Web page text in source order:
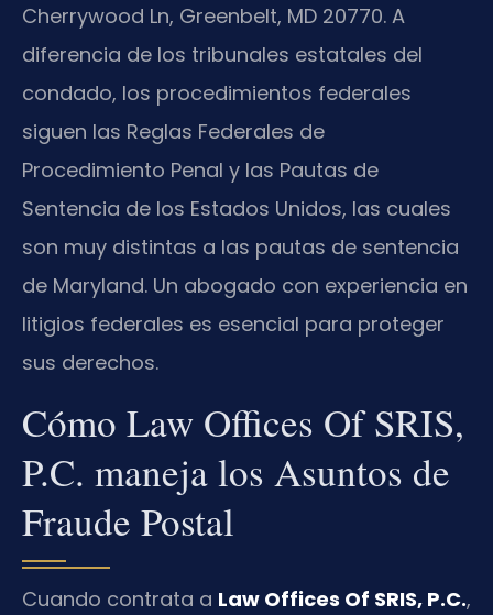
Cherrywood Ln, Greenbelt, MD 20770. A
diferencia de los tribunales estatales del
condado, los procedimientos federales
siguen las Reglas Federales de
Procedimiento Penal y las Pautas de
Sentencia de los Estados Unidos, las cuales
son muy distintas a las pautas de sentencia
de Maryland. Un abogado con experiencia en
litigios federales es esencial para proteger
sus derechos.
Cómo Law Offices Of SRIS,
P.C. maneja los Asuntos de
Fraude Postal
Cuando contrata a Law Offices Of SRIS, P.C.,